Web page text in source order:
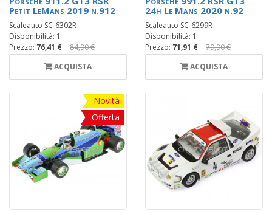
Petit LeMans 2019 n.912
Scaleauto SC-6302R
Disponibilità: 1
Prezzo: 76,41 €
84,90 €
ACQUISTA
24h Le Mans 2020 n.92
Scaleauto SC-6299R
Disponibilità: 1
Prezzo: 71,91 €
79,90 €
ACQUISTA
Novità
Offerta